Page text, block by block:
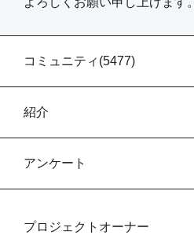
コミュニティ(5477)
紹介
アンケート
プロジェクトオーナー